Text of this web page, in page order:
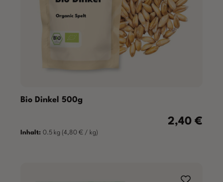
Bio Dinkel 500g
Regulärer
2,40 €
Inhalt: 0.5 kg (4,80 € / kg)